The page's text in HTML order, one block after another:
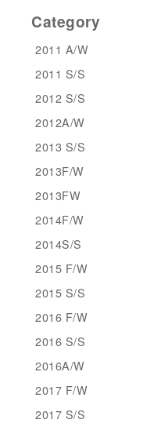
Category
2011 A/W
2011 S/S
2012 S/S
2012A/W
2013 S/S
2013F/W
2013FW
2014F/W
2014S/S
2015 F/W
2015 S/S
2016 F/W
2016 S/S
2016A/W
2017 F/W
2017 S/S